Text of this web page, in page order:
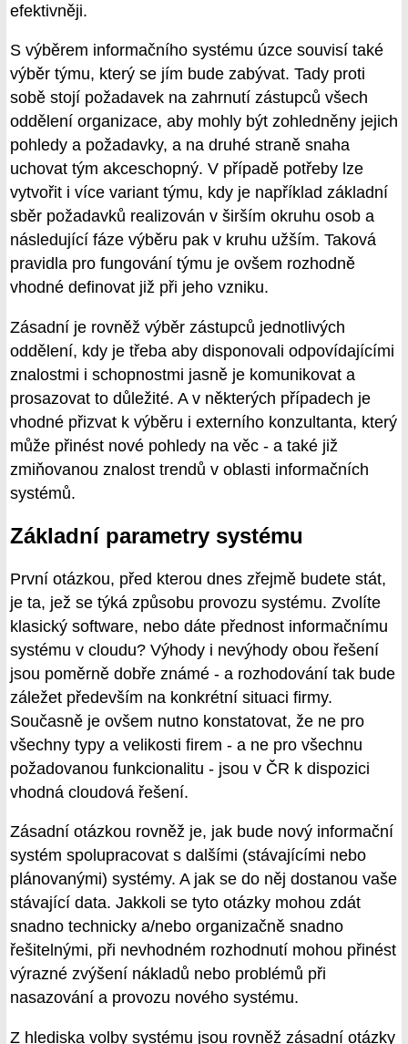
efektivněji.
S výběrem informačního systému úzce souvisí také
výběr týmu, který se jím bude zabývat. Tady proti
sobě stojí požadavek na zahrnutí zástupců všech
oddělení organizace, aby mohly být zohledněny jejich
pohledy a požadavky, a na druhé straně snaha
uchovat tým akceschopný. V případě potřeby lze
vytvořit i více variant týmu, kdy je například základní
sběr požadavků realizován v širším okruhu osob a
následující fáze výběru pak v kruhu užším. Taková
pravidla pro fungování týmu je ovšem rozhodně
vhodné definovat již při jeho vzniku.
Zásadní je rovněž výběr zástupců jednotlivých
oddělení, kdy je třeba aby disponovali odpovídajícími
znalostmi i schopnostmi jasně je komunikovat a
prosazovat to důležité. A v některých případech je
vhodné přizvat k výběru i externího konzultanta, který
může přinést nové pohledy na věc - a také již
zmiňovanou znalost trendů v oblasti informačních
systémů.
Základní parametry systému
První otázkou, před kterou dnes zřejmě budete stát,
je ta, jež se týká způsobu provozu systému. Zvolíte
klasický software, nebo dáte přednost informačnímu
systému v cloudu? Výhody i nevýhody obou řešení
jsou poměrně dobře známé - a rozhodování tak bude
záležet především na konkrétní situaci firmy.
Současně je ovšem nutno konstatovat, že ne pro
všechny typy a velikosti firem - a ne pro všechnu
požadovanou funkcionalitu - jsou v ČR k dispozici
vhodná cloudová řešení.
Zásadní otázkou rovněž je, jak bude nový informační
systém spolupracovat s dalšími (stávajícími nebo
plánovanými) systémy. A jak se do něj dostanou vaše
stávající data. Jakkoli se tyto otázky mohou zdát
snadno technicky a/nebo organizačně snadno
řešitelnými, při nevhodném rozhodnutí mohou přinést
výrazné zvýšení nákladů nebo problémů při
nasazování a provozu nového systému.
Z hlediska volby systému jsou rovněž zásadní otázky